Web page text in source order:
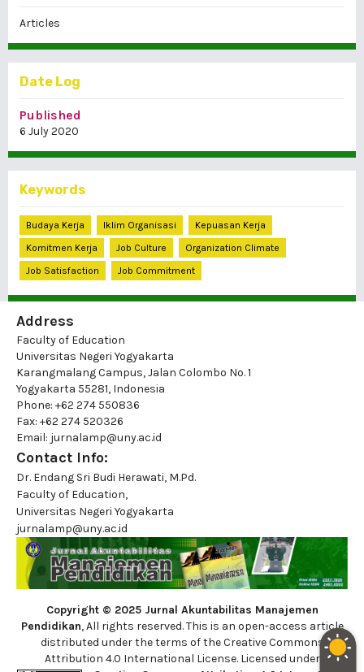
Articles
Date Log
Published
6 July 2020
Keywords
Budaya Kerja Iklim Organisasi
Kepuasan Kerja
Komitmen Kerja
Job Culture
Organization Climate
Job Satisfaction
Job Commitment
Address
Faculty of Education
Universitas Negeri Yogyakarta
Karangmalang Campus, Jalan Colombo No. 1
Yogyakarta 55281, Indonesia
Phone: +62 274 550836
Fax: +62 274 520326
Email: jurnalamp@uny.ac.id
Contact Info:
Dr. Endang Sri Budi Herawati, M.Pd.
Faculty of Education,
Universitas Negeri Yogyakarta
jurnalamp@uny.ac.id
Copyright © 2025 Jurnal Akuntabilitas Manajemen
Pendidikan, All rights reserved. This is an open-access article
distributed under the terms of the Creative Commons
Attribution 4.0 International License. Licensed under